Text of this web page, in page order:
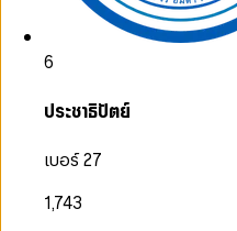
6
ประชาธิปัตย์
เบอร์ 27
1,743